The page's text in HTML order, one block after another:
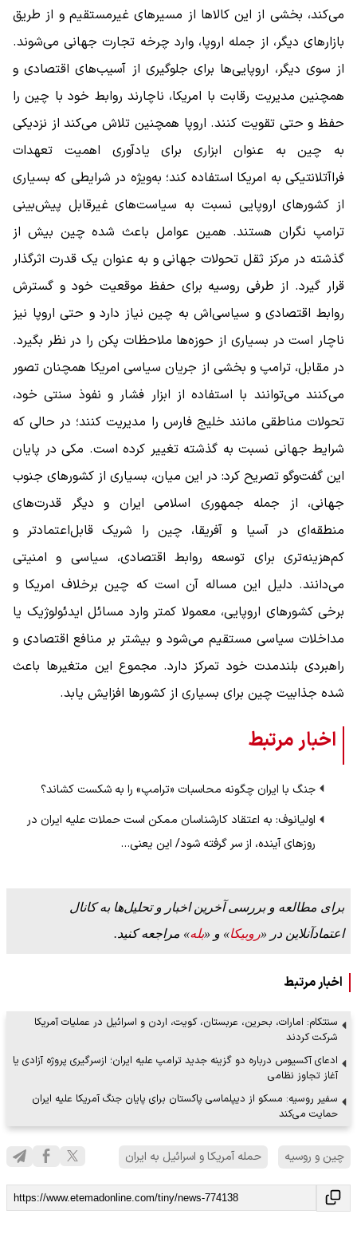
می‌کند، بخشی از این کالاها از مسیرهای غیرمستقیم و از طریق
بازارهای دیگر، از جمله اروپا، وارد چرخه تجارت جهانی می‌شوند.
از سوی دیگر، اروپایی‌ها برای جلوگیری از آسیب‌های اقتصادی و
همچنین مدیریت رقابت با امریکا، ناچارند روابط خود با چین را
حفظ و حتی تقویت کنند. اروپا همچنین تلاش می‌کند از نزدیکی
به چین به عنوان ابزاری برای یادآوری اهمیت تعهدات
فراآتلانتیکی به امریکا استفاده کند؛ به‌ویژه در شرایطی که بسیاری
از کشورهای اروپایی نسبت به سیاست‌های غیرقابل پیش‌بینی
ترامپ نگران هستند. همین عوامل باعث شده چین بیش از
گذشته در مرکز ثقل تحولات جهانی و به عنوان یک قدرت اثرگذار
قرار گیرد. از طرفی روسیه برای حفظ موقعیت خود و گسترش
روابط اقتصادی و سیاسی‌اش به چین نیاز دارد و حتی اروپا نیز
ناچار است در بسیاری از حوزه‌ها ملاحظات پکن را در نظر بگیرد.
در مقابل، ترامپ و بخشی از جریان سیاسی امریکا همچنان تصور
می‌کنند می‌توانند با استفاده از ابزار فشار و نفوذ سنتی خود،
تحولات مناطقی مانند خلیج فارس را مدیریت کنند؛ در حالی که
شرایط جهانی نسبت به گذشته تغییر کرده است. مکی در پایان
این گفت‌وگو تصریح کرد: در این میان، بسیاری از کشورهای جنوب
جهانی، از جمله جمهوری اسلامی ایران و دیگر قدرت‌های
منطقه‌ای در آسیا و آفریقا، چین را شریک قابل‌اعتمادتر و
کم‌هزینه‌تری برای توسعه روابط اقتصادی، سیاسی و امنیتی
می‌دانند. دلیل این مساله آن است که چین برخلاف امریکا و
برخی کشورهای اروپایی، معمولا کمتر وارد مسائل ایدئولوژیک یا
مداخلات سیاسی مستقیم می‌شود و بیشتر بر منافع اقتصادی و
راهبردی بلندمدت خود تمرکز دارد. مجموع این متغیرها باعث
شده جذابیت چین برای بسیاری از کشورها افزایش یابد.
اخبار مرتبط
جنگ با ایران چگونه محاسبات «ترامپ» را به شکست کشاند؟
اولیانوف: به اعتقاد کارشناسان ممکن است حملات علیه ایران در
روزهای آینده، از سر گرفته شود/ این یعنی…
برای مطالعه و بررسی آخرین اخبار و تحلیل‌ها به کانال
اعتمادآنلاین در «روبیکا» و «بله» مراجعه کنید.
اخبار مرتبط
سنتکام: امارات، بحرین، عربستان، کویت، اردن و اسرائیل در عملیات آمریکا
شرکت کردند
ادعای آکسیوس درباره دو گزینه جدید ترامپ علیه ایران؛ ازسرگیری پروژه آزادی یا
آغاز تجاوز نظامی
سفیر روسیه: مسکو از دیپلماسی پاکستان برای پایان جنگ آمریکا علیه ایران
حمایت می‌کند
چین و روسیه حمله آمریکا و اسرائیل به ایران